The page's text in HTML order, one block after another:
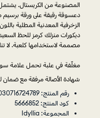
دعسوقة رقيقة على ورقة برسيم
الزخرفية المعدنية المطلية
ديكورات منزلك كرمز للحظ
مصممة لاستخدامها كلعبة. لا تناسب
مغلّفة في علبة تحمل علامة
شهادة الأصالة مرفقة مع ضمان
رقم المنتج: 030716724789
كود المنتج: 5666852
المجموعة: Idyllia